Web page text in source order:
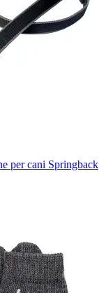
per cani Springback